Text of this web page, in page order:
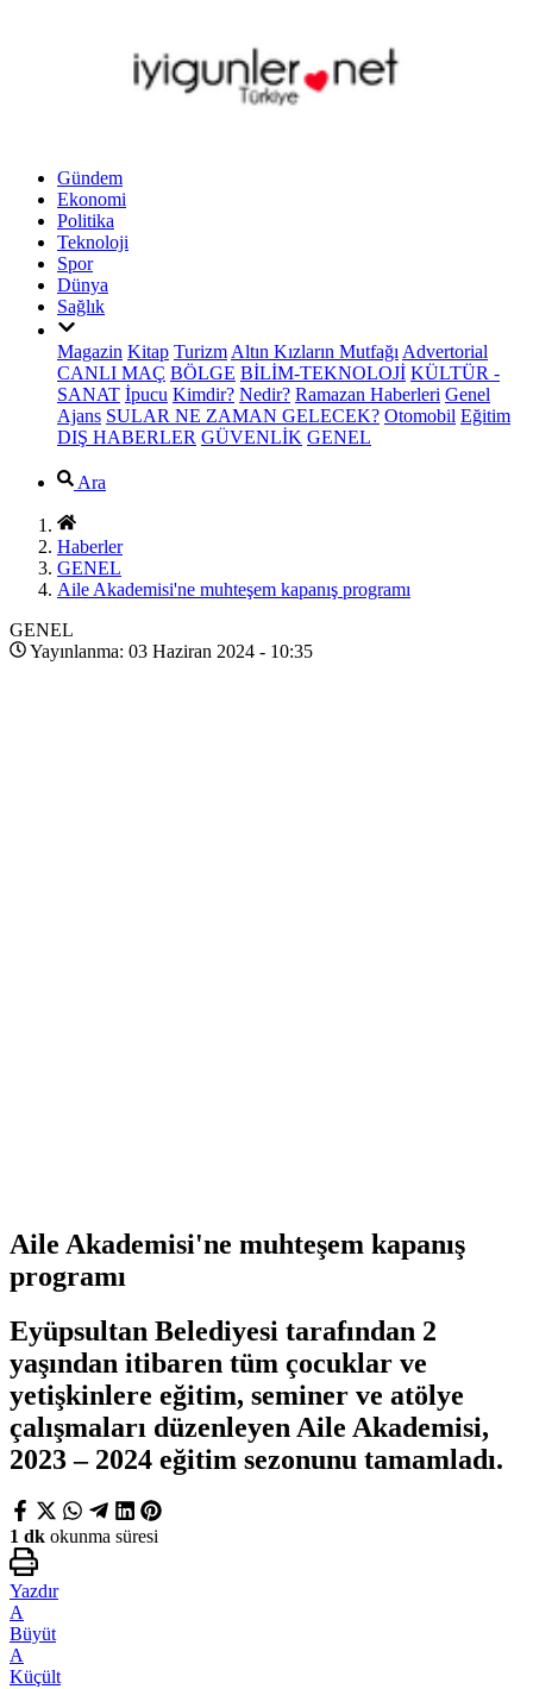
Gündem
Ekonomi
Politika
Teknoloji
Spor
Dünya
Sağlık
Magazin Kitap Turizm Altın Kızların Mutfağı Advertorial
CANLI MAÇ BÖLGE BİLİM-TEKNOLOJİ KÜLTÜR -
SANAT İpucu Kimdir? Nedir? Ramazan Haberleri Genel
Ajans SULAR NE ZAMAN GELECEK? Otomobil Eğitim
DIŞ HABERLER GÜVENLİK GENEL
Ara
Haberler
GENEL
Aile Akademisi'ne muhteşem kapanış programı
GENEL
Yayınlanma: 03 Haziran 2024 - 10:35
Aile Akademisi'ne muhteşem kapanış
programı
Eyüpsultan Belediyesi tarafından 2
yaşından itibaren tüm çocuklar ve
yetişkinlere eğitim, seminer ve atölye
çalışmaları düzenleyen Aile Akademisi,
2023 – 2024 eğitim sezonunu tamamladı.
1 dk okunma süresi
Yazdır
A
Büyüt
A
Küçült